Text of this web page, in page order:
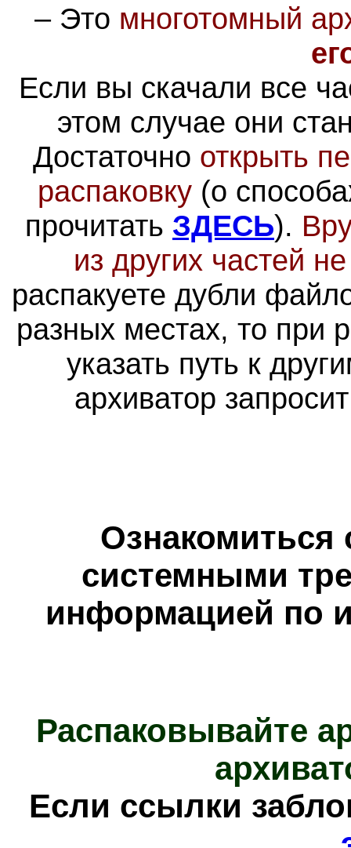
– Это многотомный
Если вы скачали все
этом случае они
Достаточно открыть
распаковку (о
прочитать ЗДЕСЬ).
из других частей
распакуете дубли
разных местах, то при
указать путь к
архиватор
Ознакомиться
системными
информацией по
Распаковывайте
Если ссылки